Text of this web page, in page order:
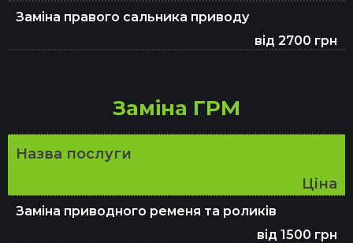
Заміна гальмівного шланга
Заміна мастила в двигуні
Заміна рідини ГУР
Ремонт вихлопної системи та глушника
Заміна правого сальника приводу
від 2700 грн
Заміна ГРМ
Назва послуги
Ціна
Заміна приводного ременя та роликів
від 1500 грн